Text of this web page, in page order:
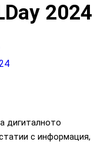
2024
дигиталното
с информация,